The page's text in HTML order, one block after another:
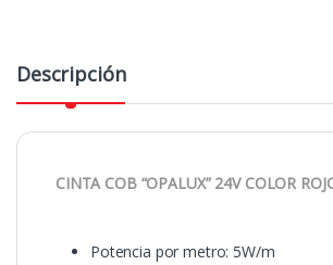
Descripción
CINTA COB “OPALUX” 24V COLOR
Potencia por metro: 5W/m